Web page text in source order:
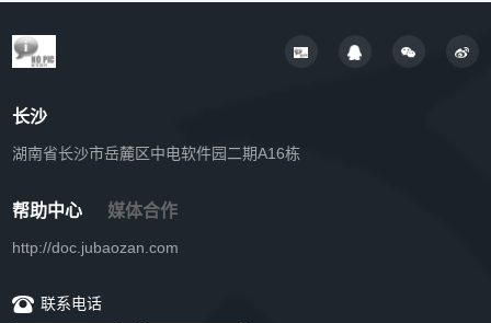
长沙
湖南省长沙市岳麓区中电软件园二期A16栋
帮助中心 媒体合作
http://doc.jubaozan.com
联系电话